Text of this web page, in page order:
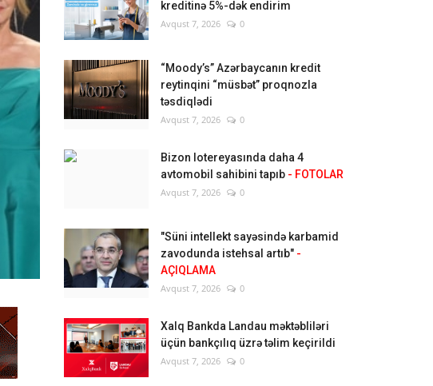
kreditinə 5%-dək endirim
Avqust 7, 2026 0
“Moody’s” Azərbaycanın kredit
reytinqini “müsbət” proqnozla
təsdiqlədi
Avqust 7, 2026 0
Bizon lotereyasında daha 4
avtomobil sahibini tapıb - FOTOLAR
Avqust 7, 2026 0
"Süni intellekt sayəsində karbamid
zavodunda istehsal artıb" -
AÇIQLAMA
Avqust 7, 2026 0
Xalq Bankda Landau məktəbliləri
üçün bankçılıq üzrə təlim keçirildi
Avqust 7, 2026 0